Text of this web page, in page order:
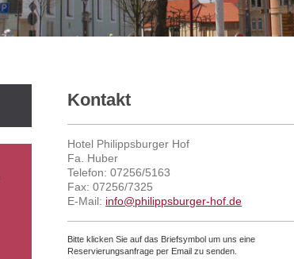
Kontakt
Hotel Philippsburger Hof
Fa. Huber
Telefon: 07256/5163
Fax: 07256/7325
E-Mail: info@philippsburger-hof.de
Bitte klicken Sie auf das Briefsymbol um uns eine
Reservierungsanfrage per Email zu senden.